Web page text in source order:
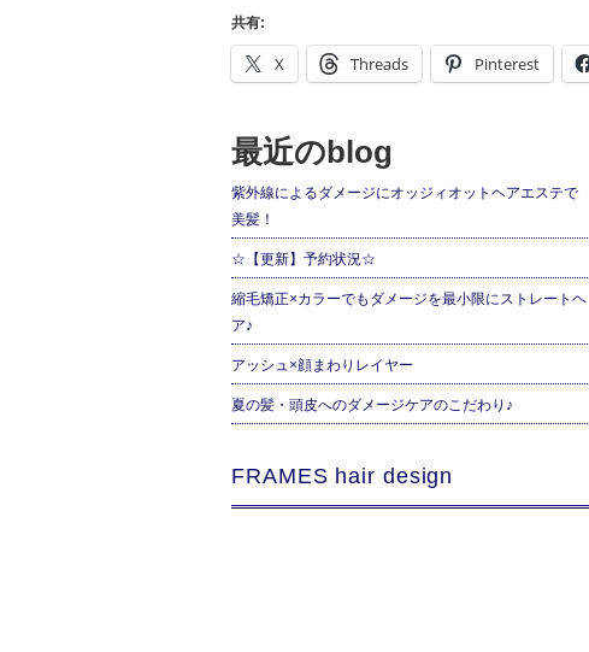
共有:
X Threads Pinterest
最近のblog
紫外線によるダメージにオッジィオットヘアエステで
美髪！
☆【更新】予約状況☆
縮毛矯正×カラーでもダメージを最小限にストレートヘ
ア♪
アッシュ×顔まわりレイヤー
夏の髪・頭皮へのダメージケアのこだわり♪
FRAMES hair design